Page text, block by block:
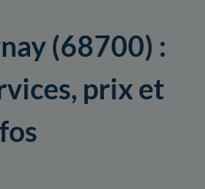
(68700) :
prix et